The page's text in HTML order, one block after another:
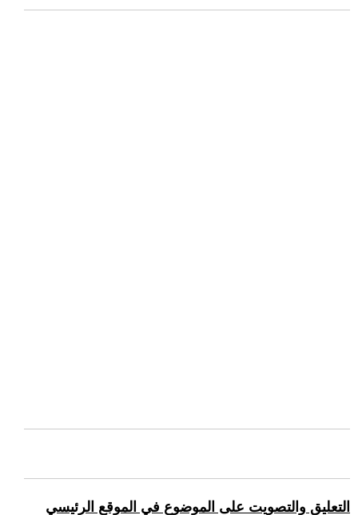
التعليق والتصويت على الموضوع في الموقع الرئيسي